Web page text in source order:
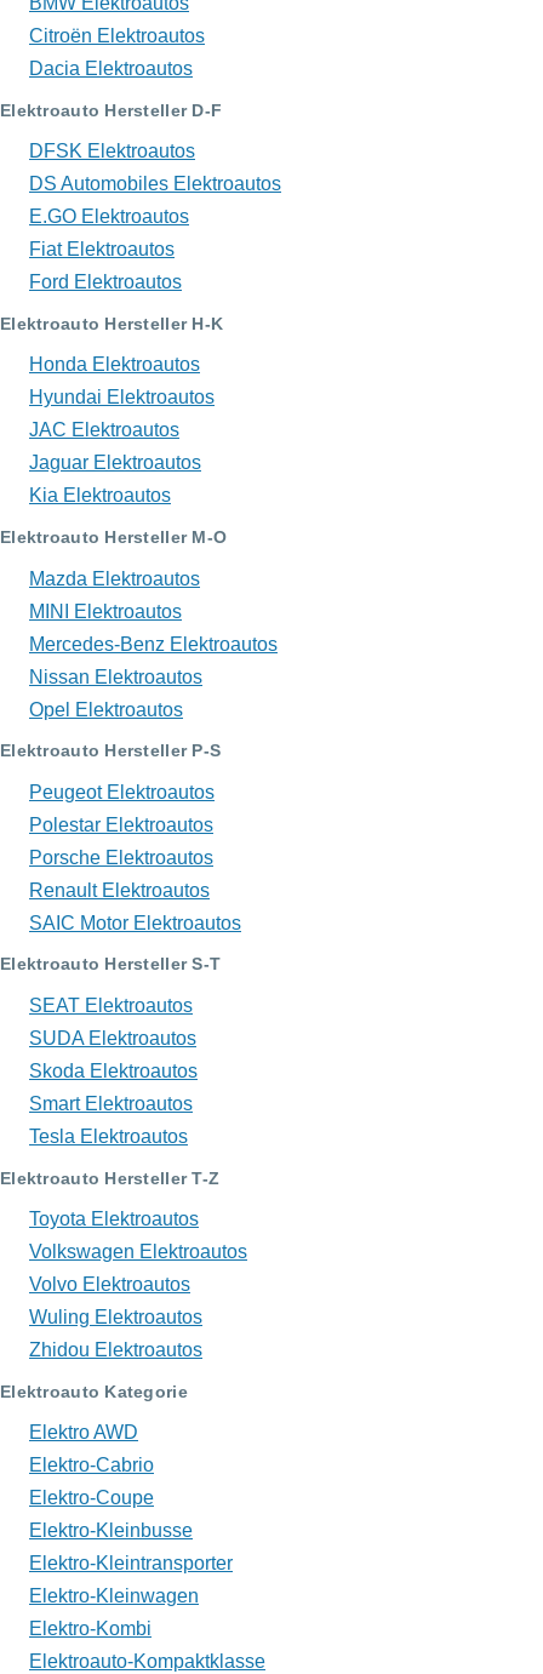
Citroën Elektroautos
Dacia Elektroautos
Elektroauto Hersteller D-F
DFSK Elektroautos
DS Automobiles Elektroautos
E.GO Elektroautos
Fiat Elektroautos
Ford Elektroautos
Elektroauto Hersteller H-K
Honda Elektroautos
Hyundai Elektroautos
JAC Elektroautos
Jaguar Elektroautos
Kia Elektroautos
Elektroauto Hersteller M-O
Mazda Elektroautos
MINI Elektroautos
Mercedes-Benz Elektroautos
Nissan Elektroautos
Opel Elektroautos
Elektroauto Hersteller P-S
Peugeot Elektroautos
Polestar Elektroautos
Porsche Elektroautos
Renault Elektroautos
SAIC Motor Elektroautos
Elektroauto Hersteller S-T
SEAT Elektroautos
SUDA Elektroautos
Skoda Elektroautos
Smart Elektroautos
Tesla Elektroautos
Elektroauto Hersteller T-Z
Toyota Elektroautos
Volkswagen Elektroautos
Volvo Elektroautos
Wuling Elektroautos
Zhidou Elektroautos
Elektroauto Kategorie
Elektro AWD
Elektro-Cabrio
Elektro-Coupe
Elektro-Kleinbusse
Elektro-Kleintransporter
Elektro-Kleinwagen
Elektro-Kombi
Elektroauto-Kompaktklasse